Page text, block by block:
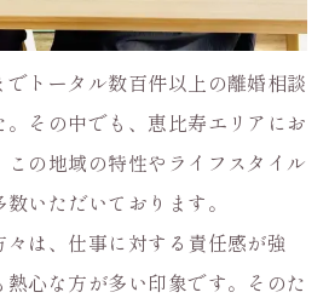
トータル数百件以上の離婚相談
その中でも、恵比寿エリアにお
の地域の特性やライフスタイル
いただいております。
は、仕事に対する責任感が強
熱心な方が多い印象です。そのた